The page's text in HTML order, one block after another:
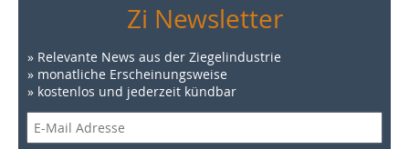
Zi Newsletter
» Relevante News aus der Ziegelindustrie
» monatliche Erscheinungsweise
» kostenlos und jederzeit kündbar